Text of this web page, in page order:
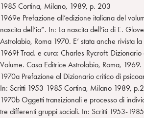
1985 Cortina, Milano, 1989, p. 203
1969e Prefazione all’edizione italiana del
nascita dell’io”. In: La nascita dell’io di E.
Astrolabio, Roma 1970. E’ stata anche rivista
1969f Trad. e cura: Charles Rycroft:
Volume. Casa Editrice Astrolabio, Roma, 1969.
1970a Prefazione al Dizionario critico di
In: Scritti 1953-1985 Cortina, Milano 1989,
1970b Oggetti transizionali e processo di
tre differenti gruppi sociali. In: Scritti 1953-